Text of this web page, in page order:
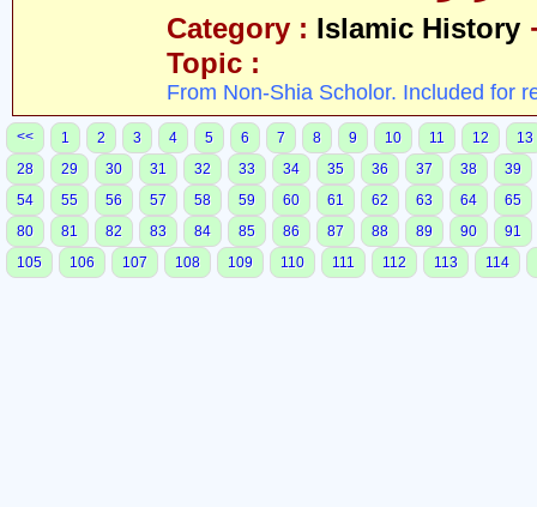
Category : Islamic History
Topic :
From Non-Shia Scholor. Included for
<< 1 2 3 4 5 6 7 8 9 10 11 12
13
28
29 30 31 32 33 34 35 36 37 38
39
54
55 56 57 58 59 60 61 62 63 64
65
80
81 82 83 84 85 86 87 88 89 90
91
105
106 107 108 109 110 111 112 113 114